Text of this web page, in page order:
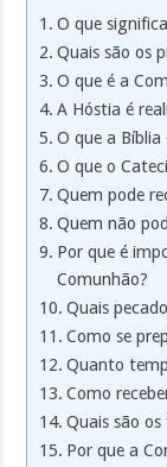
O que
Quais são os
O que é a
A Hóstia é
O que a Bíblia
O que o
Quem pode
Quem não
Por que é
Comunhão?
Quais
Como se
Quanto
Como
Quais são
Por que a